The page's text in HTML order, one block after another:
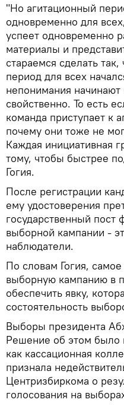
"Но агитационный
одновременно для
успеет одновременно
материалы и
стараемся сделать
период для всех
непонимания начинают
свойственно. То есть
команда приступает к
почему они тоже не
Каждая инициативная
тому, чтобы быстрее
Гогия.
После регистрации
ему удостоверения
государственный пост
выборной кампании -
наблюдатели.
По словам Гогия,
выборную кампанию в
обеспечить явку,
состоятельность
Выборы президента
Решение об этом было
как кассационная
признала
Центризбиркома о
голосования на